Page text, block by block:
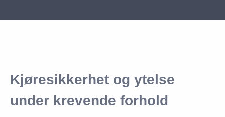
Kjøresikkerhet og ytelse
under krevende forhold